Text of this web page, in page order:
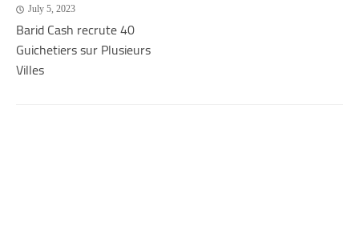
July 5, 2023
Barid Cash recrute 40
Guichetiers sur Plusieurs
Villes